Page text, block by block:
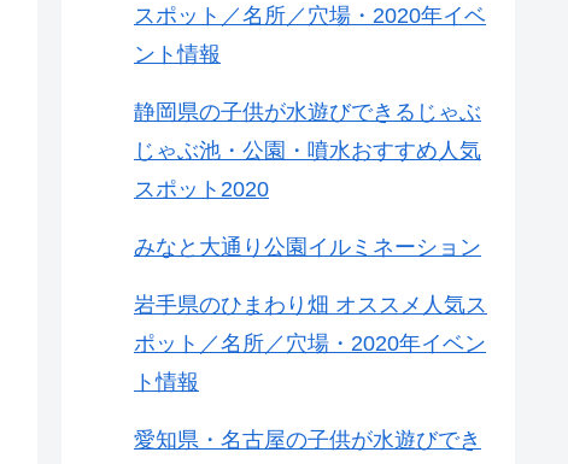
スポット／名所／穴場・2020年イベ
ント情報
静岡県の子供が水遊びできるじゃぶ
じゃぶ池・公園・噴水おすすめ人気
スポット2020
みなと大通り公園イルミネーション
岩手県のひまわり畑 オススメ人気ス
ポット／名所／穴場・2020年イベン
ト情報
愛知県・名古屋の子供が水遊びでき